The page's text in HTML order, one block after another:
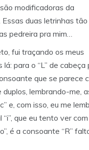
modificadoras da
duas letrinhas tão
pedreira pra mim…
fui traçando os meus
para o “L” de cabeça
que se parece
lembrando-me,
e, com isso, eu me
que eu tento ver
é a consoante “R”